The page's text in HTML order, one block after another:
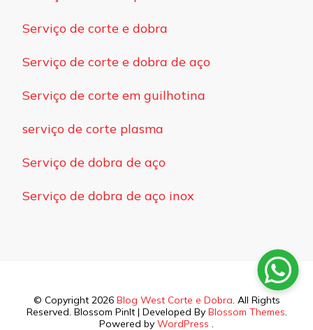
Serviço de corte e dobra
Serviço de corte e dobra de aço
Serviço de corte em guilhotina
serviço de corte plasma
Serviço de dobra de aço
Serviço de dobra de aço inox
© Copyright 2026 Blog West Corte e Dobra. All Rights
Reserved. Blossom PinIt | Developed By Blossom Themes.
Powered by WordPress .